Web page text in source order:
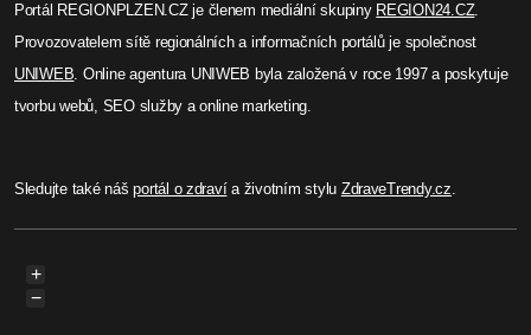
Portál REGIONPLZEN.CZ je členem mediální skupiny REGION24.CZ.
Provozovatelem sítě regionálních a informačních portálů je společnost
UNIWEB. Online agentura UNIWEB byla založená v roce 1997 a poskytuje
tvorbu webů, SEO služby a online marketing.
Sledujte také nášportál o zdravía životním stylu ZdraveTrendy.cz.
+
−